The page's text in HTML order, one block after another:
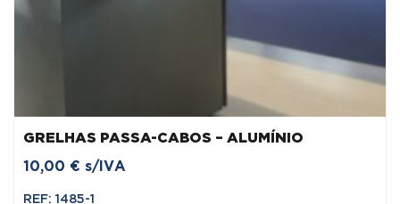
GRELHAS PASSA-CABOS – ALUMÍNIO
10,00 € s/IVA
REF: 1485-1